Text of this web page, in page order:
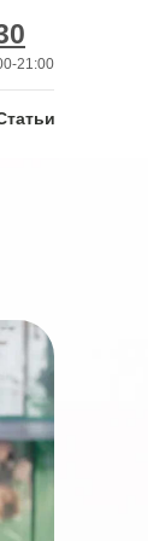
21:00